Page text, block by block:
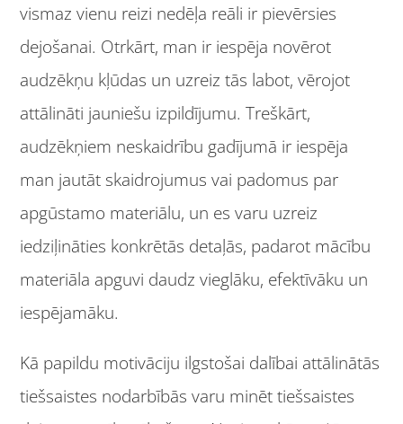
vismaz vienu reizi nedēļa reāli ir pievērsies
dejošanai. Otrkārt, man ir iespēja novērot
audzēkņu kļūdas un uzreiz tās labot, vērojot
attālināti jauniešu izpildījumu. Treškārt,
audzēkņiem neskaidrību gadījumā ir iespēja
man jautāt skaidrojumus vai padomus par
apgūstamo materiālu, un es varu uzreiz
iedziļināties konkrētās detaļās, padarot mācību
materiāla apguvi daudz vieglāku, efektīvāku un
iespējamāku.
Kā papildu motivāciju ilgstošai dalībai attālinātās
tiešsaistes nodarbībās varu minēt tiešsaistes